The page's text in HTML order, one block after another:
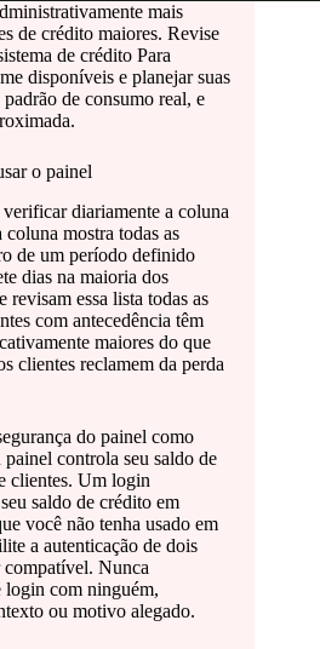
mais
de crédito maiores. Revise
de crédito Para
disponíveis e planejar suas
de consumo real, e
o painel
diariamente a coluna
coluna mostra todas as
de um período definido
dias na maioria dos
revisam essa lista todas as
com antecedência têm
maiores do que
clientes reclamem da perda
do painel como
controla seu saldo de
clientes. Um login
saldo de crédito em
você não tenha usado em
a autenticação de dois
compatível. Nunca
login com ninguém,
ou motivo alegado.